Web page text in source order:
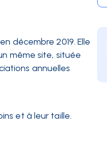
décembre 2019. Elle
même site, située
annuelles
et à leur taille.